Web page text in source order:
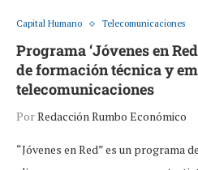
Capital Humano Telecomunicaciones
Programa ‘Jóvenes en
de formación técnica y
telecomunicaciones
PorRedacción Rumbo Económico
“Jóvenes en Red” es un